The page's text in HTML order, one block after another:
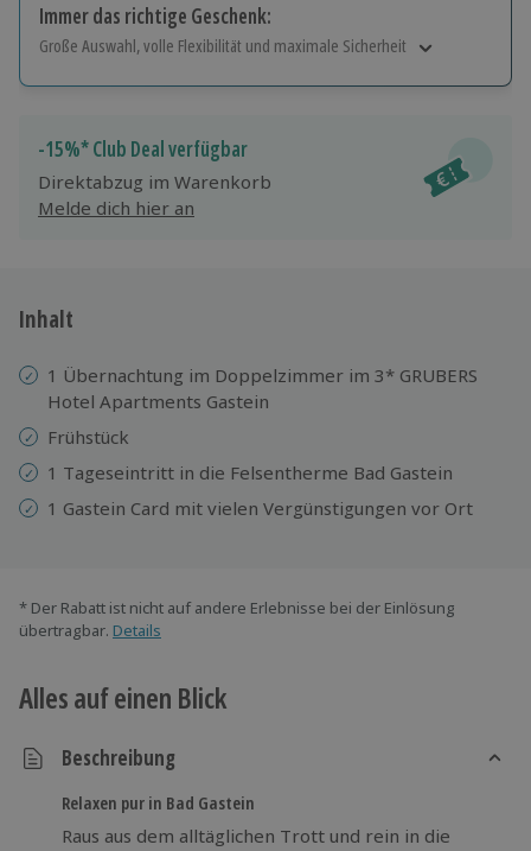
Immer das richtige Geschenk:
Große Auswahl, volle Flexibilität und maximale Sicherheit
Jeder Gutschein für alle Erlebnisse einlösbar.
Maximale Sicherheit
10 Jahre gültig & verlängerbar.
-15%* Club Deal verfügbar
Direktabzug im Warenkorb
Melde dich hier an
Inhalt
1 Übernachtung im Doppelzimmer im 3* GRUBERS
Hotel Apartments Gastein
Frühstück
1 Tageseintritt in die Felsentherme Bad Gastein
1 Gastein Card mit vielen Vergünstigungen vor Ort
* Der Rabatt ist nicht auf andere Erlebnisse bei der Einlösung
übertragbar. Details
Alles auf einen Blick
Beschreibung
Relaxen pur in Bad Gastein
Raus aus dem alltäglichen Trott und rein in die